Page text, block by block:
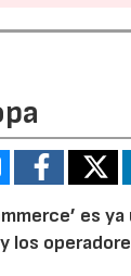
es ya
los